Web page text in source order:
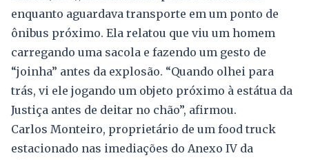
enquanto aguardava transporte em um ponto de
ônibus próximo. Ela relatou que viu um homem
carregando uma sacola e fazendo um gesto de
“joinha” antes da explosão. “Quando olhei para
trás, vi ele jogando um objeto próximo à estátua da
Justiça antes de deitar no chão”, afirmou.
Carlos Monteiro, proprietário de um food truck
estacionado nas imediações do Anexo IV da